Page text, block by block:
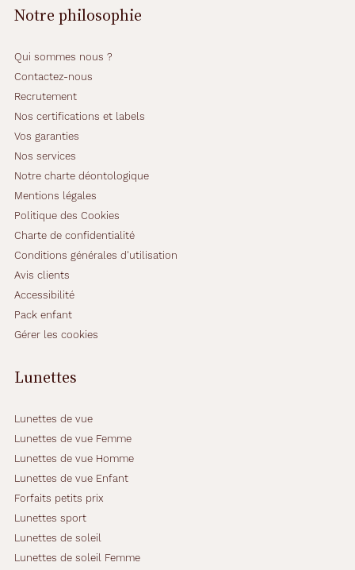
Notre philosophie
Qui sommes nous ?
Contactez-nous
Recrutement
Nos certifications et labels
Vos garanties
Nos services
Notre charte déontologique
Mentions légales
Politique des Cookies
Charte de confidentialité
Conditions générales d'utilisation
Avis clients
Accessibilité
Pack enfant
Gérer les cookies
Lunettes
Lunettes de vue
Lunettes de vue Femme
Lunettes de vue Homme
Lunettes de vue Enfant
Forfaits petits prix
Lunettes sport
Lunettes de soleil
Lunettes de soleil Femme